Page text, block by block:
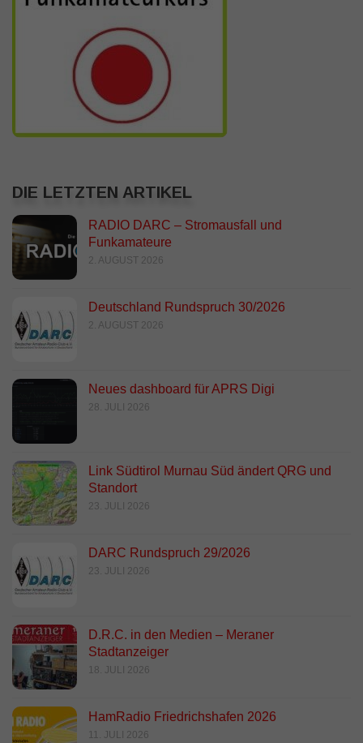
DIE LETZTEN ARTIKEL
RADIO DARC – Stromausfall und
Funkamateure
2. AUGUST 2026
Deutschland Rundspruch 30/2026
2. AUGUST 2026
Neues dashboard für APRS Digi
28. JULI 2026
Link Südtirol Murnau Süd ändert QRG und
Standort
23. JULI 2026
DARC Rundspruch 29/2026
23. JULI 2026
D.R.C. in den Medien – Meraner
Stadtanzeiger
18. JULI 2026
HamRadio Friedrichshafen 2026
11. JULI 2026